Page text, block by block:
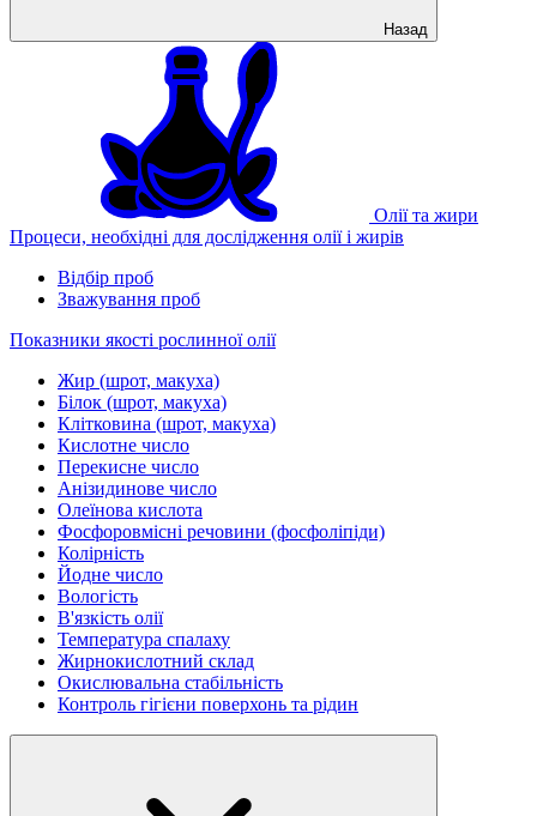
Назад
Олії та жири
Процеси, необхідні для дослідження олії і жирів
Відбір проб
Зважування проб
Показники якості рослинної олії
Жир (шрот, макуха)
Білок (шрот, макуха)
Клітковина (шрот, макуха)
Кислотне число
Перекисне число
Анізидинове число
Олеїнова кислота
Фосфоровмісні речовини (фосфоліпіди)
Колірність
Йодне число
Вологість
В'язкість олії
Температура спалаху
Жирнокислотний склад
Окислювальна стабільність
Контроль гігієни поверхонь та рідин